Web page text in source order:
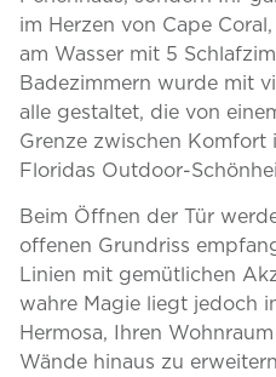
im Herzen von Cape
am Wasser mit 5
Badezimmern wurde mit
alle gestaltet, die von
Grenze zwischen Komfort
Floridas Outdoor-
Beim Öffnen der Tür
offenen Grundriss
Linien mit gemütlichen
wahre Magie liegt jedoch
Hermosa, Ihren
Wände hinaus zu